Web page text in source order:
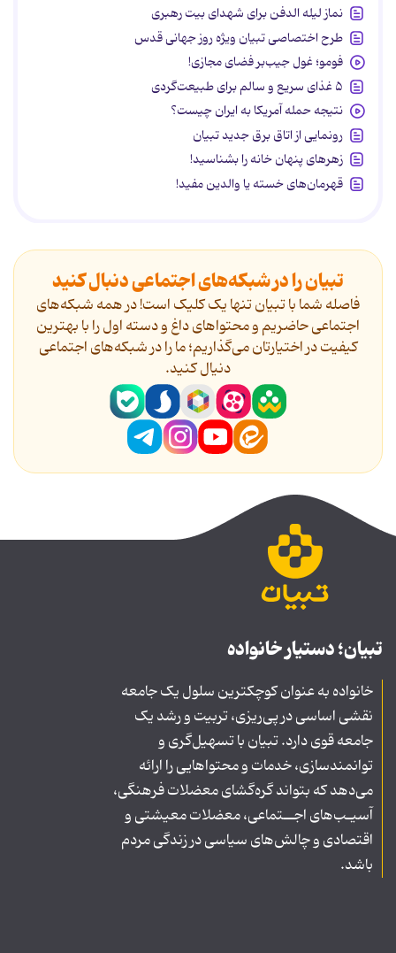
نماز لیله الدفن برای شهدای بیت رهبری
طرح اختصاصی تبیان ویژه روز جهانی قدس
فومو؛ غول جیب‌بر فضای مجازی!
۵ غذای سریع و سالم برای طبیعت‌گردی
نتیجه حمله آمریکا به ایران چیست؟
رونمایی از اتاق برق جدید تبیان
زهرهای پنهان خانه را بشناسید!
قهرمان‌های خسته یا والدین مفید!
تبیان را در شبکه‌های اجتماعی دنبال کنید
فاصله شما با تبیان تنها یک کلیک است! در همه شبکه‌های
اجتماعی حاضریم و محتواهای داغ و دسته اول را با بهترین
کیفیت در اختیارتان می‌گذاریم؛ ما را در شبکه‌های اجتماعی
دنیال کنید.
تبیان؛ دستیار خانواده
خانواده به عنوان کوچکترین سلول یک جامعه
نقشی اساسی در پی‌ریزی، تربیت و رشد یک
جامعه قوی دارد. تبیان با تسهیل‌گری و
توانمندسازی، خدمات و محتواهایی را ارائه
می‌دهد که بتواند گره‌گشای معضلات فرهنگی،
آسیـب‌های اجــتماعی، معضلات معیشتی و
اقتصادی و چالش‌های سیاسی در زندگی مردم
باشد.